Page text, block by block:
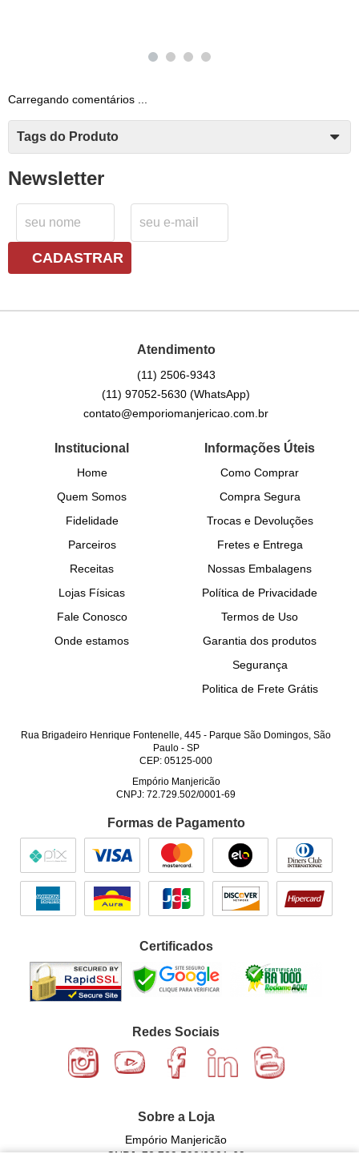
Carregando comentários ...
Tags do Produto
Newsletter
CADASTRAR
Atendimento
(11) 2506-9343
(11) 97052-5630(WhatsApp)
contato@emporiomanjericao.com.br
Institucional
Home
Quem Somos
Fidelidade
Parceiros
Receitas
Lojas Físicas
Fale Conosco
Onde estamos
Informações Úteis
Como Comprar
Compra Segura
Trocas e Devoluções
Fretes e Entrega
Nossas Embalagens
Política de Privacidade
Termos de Uso
Garantia dos produtos
Segurança
Politica de Frete Grátis
Rua Brigadeiro Henrique Fontenelle, 445 - Parque São Domingos, São
Paulo- SP
CEP: 05125-000
Empório Manjericão
CNPJ: 72.729.502/0001-69
Formas de Pagamento
Certificados
Redes Sociais
Sobre a Loja
Empório Manjericão